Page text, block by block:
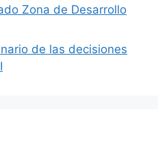
Zona de Desarrollo
de las decisiones